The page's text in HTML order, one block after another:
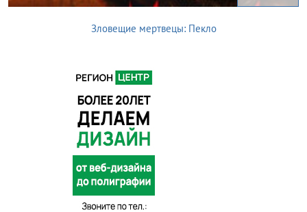
Зловещие мертвецы: Пекло